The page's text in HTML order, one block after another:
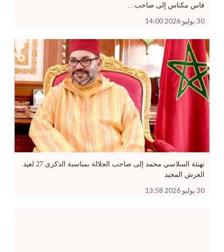
فاس مكناس إلى صاحب…
30 يوليو 2026 14:00
تهنئة السلاسي محمد إلى صاحب الجلالة بمناسبة الذكرى 27 لعيد
العرش المجيد
30 يوليو 2026 13:58